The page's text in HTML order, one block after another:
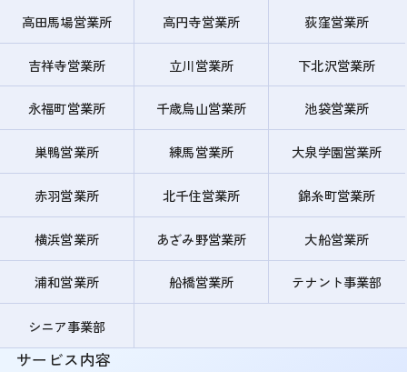
高田馬場営業所 高円寺営業所 荻窪営業所
吉祥寺営業所 立川営業所 下北沢営業所
永福町営業所 千歳烏山営業所 池袋営業所
巣鴨営業所 練馬営業所 大泉学園営業所
赤羽営業所 北千住営業所 錦糸町営業所
横浜営業所 あざみ野営業所 大船営業所
浦和営業所 船橋営業所 テナント事業部
シニア事業部
サービス内容